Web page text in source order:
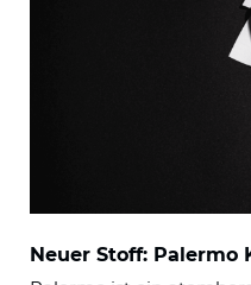
Neuer Stoff: Palermo